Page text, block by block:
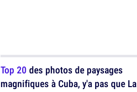
Top 20 des photos de paysages
magnifiques à Cuba, y'a pas que La